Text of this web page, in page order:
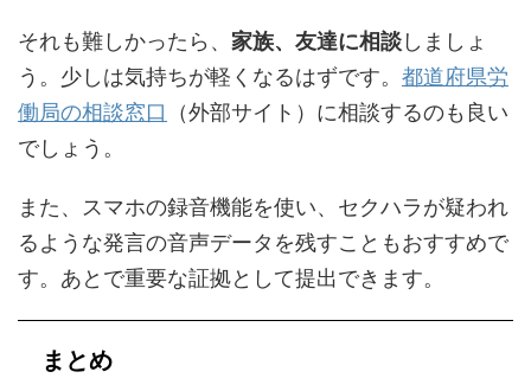
それも難しかったら、 家族、友達に相談しましょ
う。少しは気持ちが軽くなるはずです。 都道府県労
働局の相談窓口
（外部サイト）に相談するのも良い
でしょう。
また、スマホの録音機能を使い、セクハラが疑われ
るような発言の音声データを残すこともおすすめで
す。あとで重要な証拠として提出できます。
まとめ